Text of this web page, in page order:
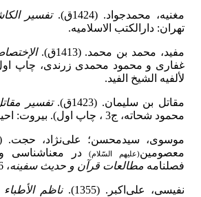
مغنیه، محمدجواد. (1424ق). تفسیر
تهران: دارالکتب الاسلامیه.
مفید، محمد بن ‌محمد. (1413ق).
غفاری و محمود محمدی زرندی، چاپ
لألفیه الشیخ الفید.
مقاتل ‌بن ‌سلیمان. (1423ق). تفسیر
‌محمود شحاته، ج3 ، چاپ اول). بیروت: احیاء التراث العربی.
معصومین(علیهم السّلام) در معناشناسی
فصلنامه مطالعات قرآن و حدیث سفینه، 16(61)، صص 11-22.
نفیسی، علی‌اکبر. (1355). ناظم الأطباء